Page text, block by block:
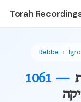
Torah
Rebbe
1061 —